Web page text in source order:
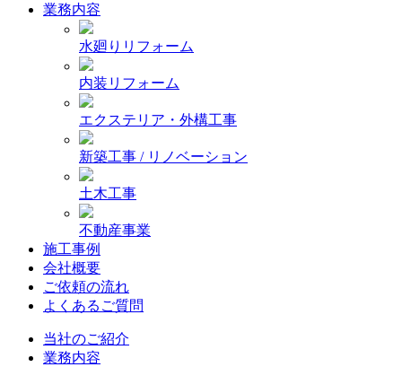
業務内容
水廻りリフォーム
内装リフォーム
エクステリア・外構工事
新築工事 / リノベーション
土木工事
不動産事業
施工事例
会社概要
ご依頼の流れ
よくあるご質問
当社のご紹介
業務内容